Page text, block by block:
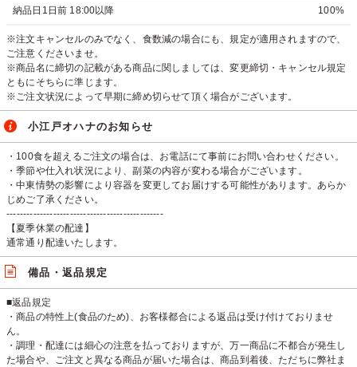
納品日1日前 18:00以降 100%
※注文キャンセルのみでなく、食数減の場合にも、規定が適用されますので、
ご注意くださいませ。
※商品名に締切の記載がある商品に関しましては、変更締切・キャンセル規定
ともにそちらに準じます。
※ご注文状況によって早期に締め切らせて頂く場合がございます。
小江戸オハナのお知らせ
・100食を超えるご注文の場合は、お電話にて事前にお問い合わせください。
・季節や仕入れ状況により、副菜の内容が変わる場合がございます。
・中東情勢の影響により容器を変更してお届けする可能性があります。あらか
じめご了承ください。
-----------------------------------------------
【夏季休業の配達】
通常通り配達いたします。
備品・返品規定
■返品規定
・商品の特性上(食品のため)、お客様都合による返品は受け付けておりませ
ん。
・調理・配達には細心の注意を払っておりますが、万一商品に不都合が発生し
た場合や、ご注文と異なる商品が届いた場合は、商品到着後、ただちに弊社ま